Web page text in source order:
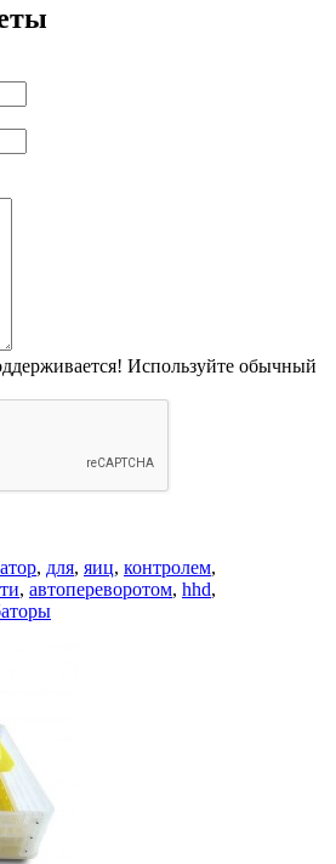
Используйте обычный
, для, яиц, контролем,
, автопереворотом, hhd,